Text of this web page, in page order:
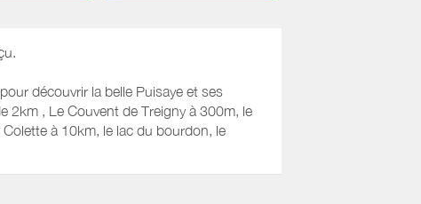
découvrir la belle Puisaye et ses
2km , Le Couvent de Treigny à 300m, le
à 10km, le lac du bourdon, le